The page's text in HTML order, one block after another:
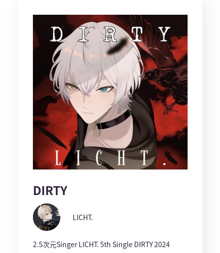
DIRTY
LICHT.
2.5次元Singer LICHT. 5th Single DIRTY 2024